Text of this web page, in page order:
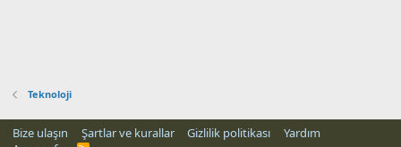
Teknoloji
Bize ulaşın Şartlar ve kurallar Gizlilik politikası
Yardım